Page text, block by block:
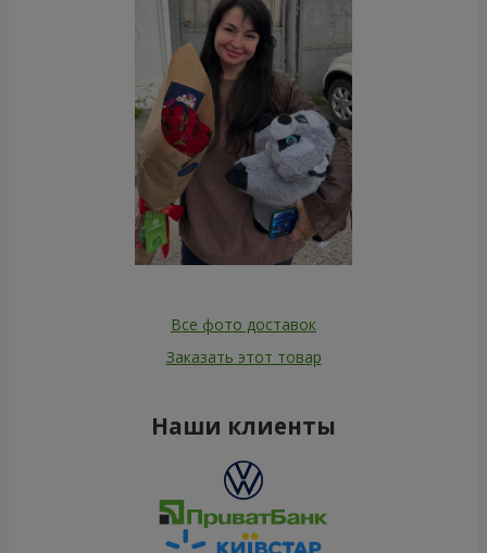
Все фото доставок
Заказать этот товар
Наши клиенты